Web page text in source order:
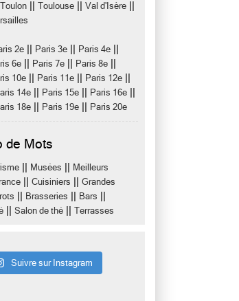
Toulon Toulouse Val d'Isère
2e Paris 3e Paris 4e
6e Paris 7e Paris 8e
10e Paris 11e Paris 12e
14e Paris 15e Paris 16e
18e Paris 19e Paris 20e
de Mots
Musées
Meilleurs
Cuisiniers
Grandes
Brasseries Bars
Salon de thé Terrasses
Suivre sur Instagram